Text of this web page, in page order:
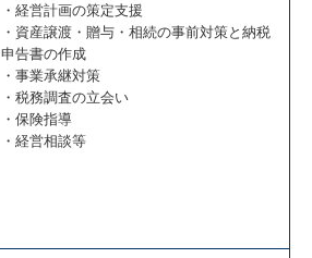
・経営計画の策定支援
・資産譲渡・贈与・相続の事前対策と納税
申告書の作成
・事業承継対策
・税務調査の立会い
・保険指導
・経営相談等